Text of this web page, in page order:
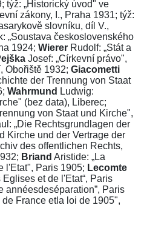
týž: „Historický úvod" ve
zákony, I., Praha 1931; týž:
slovníku, díl V.,
„Soustava československého
1924; Wierer Rudolf: „Stát a
Josef: „Církevní právo",
Obořiště 1932; Giacometti
der Trennung von Staat
Wahrmund Ludwig:
(bez data), Liberec;
von Staat und Kirche",
„Die Rechtsgrundlagen der
Kirche und der Vertrage der
des offentlichen Rechts,
Briand Aristide: „La
l'Etat", Paris 1905; Lecomte
et de l'Etat“, Paris
annéesdeséparation”, Paris
de France etla loi de 1905",